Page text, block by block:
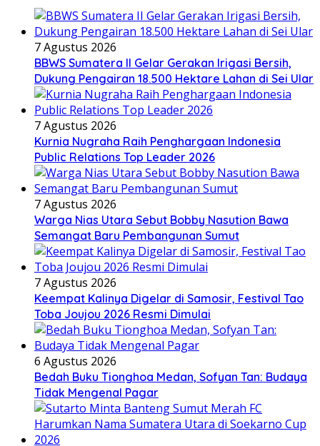
7 Agustus 2026
BBWS Sumatera II Gelar Gerakan Irigasi Bersih,
Dukung Pengairan 18.500 Hektare Lahan di Sei Ular
7 Agustus 2026
Kurnia Nugraha Raih Penghargaan Indonesia
Public Relations Top Leader 2026
7 Agustus 2026
Warga Nias Utara Sebut Bobby Nasution Bawa
Semangat Baru Pembangunan Sumut
7 Agustus 2026
Keempat Kalinya Digelar di Samosir, Festival Tao
Toba Joujou 2026 Resmi Dimulai
6 Agustus 2026
Bedah Buku Tionghoa Medan, Sofyan Tan: Budaya
Tidak Mengenal Pagar